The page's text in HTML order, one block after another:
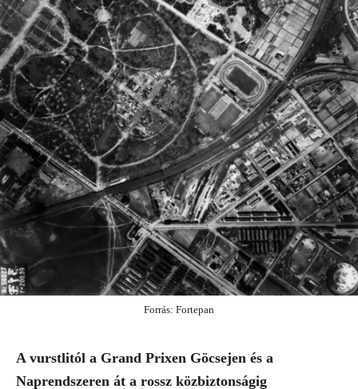
Forrás: Fortepan
A vurstlitól a Grand Prixen Göcsejen és a
Naprendszeren át a rossz közbiztonságig